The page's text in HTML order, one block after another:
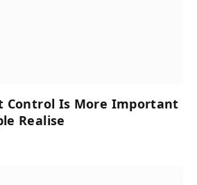
Control Is More Important
Realise